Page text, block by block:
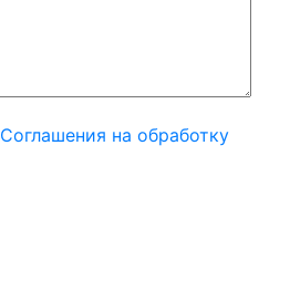
Соглашения на обработку